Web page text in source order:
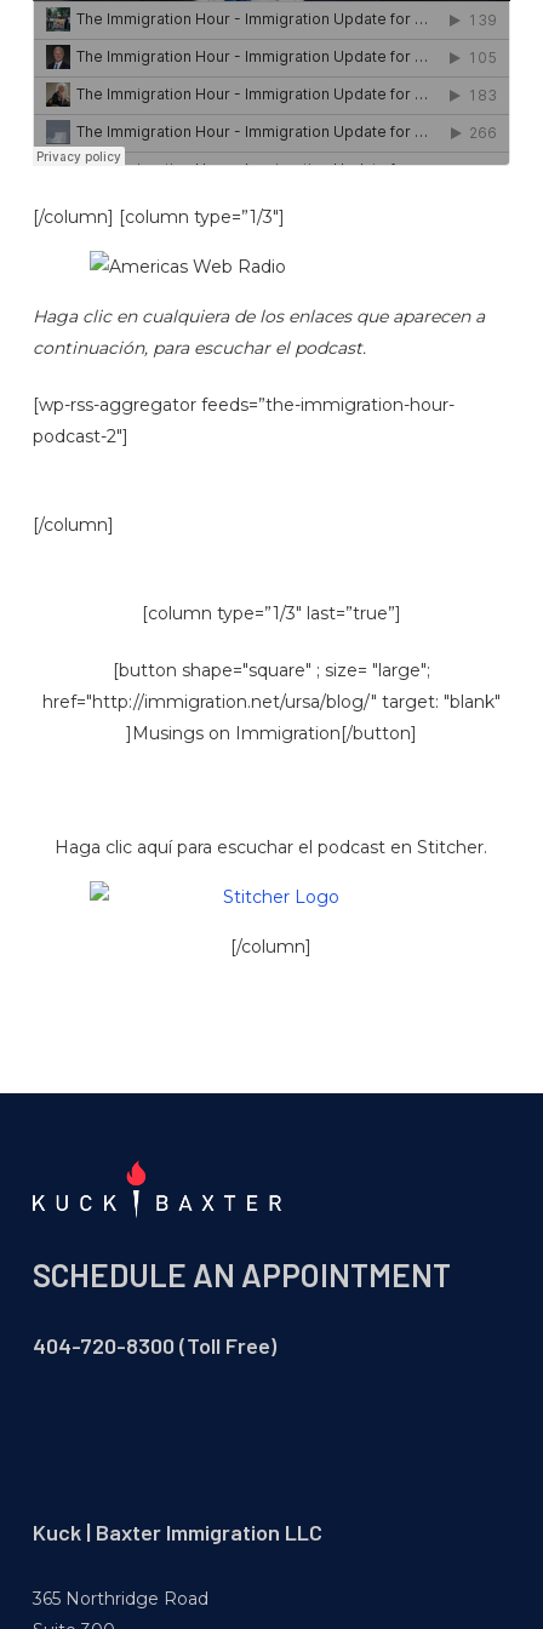
[/column] [column type=”1/3″]
Haga clic en cualquiera de los enlaces que aparecen a
continuación, para escuchar el podcast.
[wp-rss-aggregator feeds=”the-immigration-hour-
podcast-2″]
[/column]
[column type=”1/3″ last=”true”]
[button shape="square" ; size= "large";
href="http://immigration.net/ursa/blog/" target: "blank"
]Musings on Immigration[/button]
Haga clic aquí para escuchar el podcast en Stitcher.
[/column]
SCHEDULE AN APPOINTMENT
404-720-8300 (Toll Free)
Kuck | Baxter Immigration LLC
365 Northridge Road